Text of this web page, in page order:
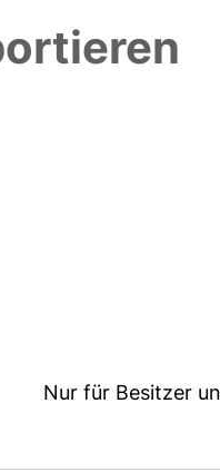
Nur für Besitzer